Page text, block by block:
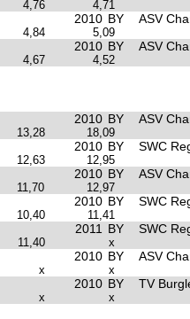
4,76 4,71
2010 BY ASV
4,84 5,09
2010 BY ASV
4,67 4,52
2010 BY ASV
13,28 18,09
2010 BY SWC
12,63 12,95
2010 BY ASV
11,70 12,97
2010 BY SWC
10,40 11,41
2011 BY SWC
11,40 x
2010 BY ASV
x x
2010 BY TV
x x